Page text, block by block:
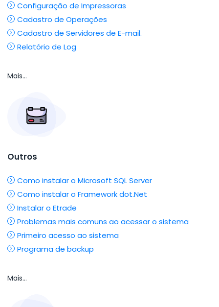
Configuração de Impressoras
Cadastro de Operações
Cadastro de Servidores de E-mail.
Relatório de Log
Mais...
Outros
Como instalar o Microsoft SQL Server
Como instalar o Framework dot.Net
Instalar o Etrade
Problemas mais comuns ao acessar o sistema
Primeiro acesso ao sistema
Programa de backup
Mais...